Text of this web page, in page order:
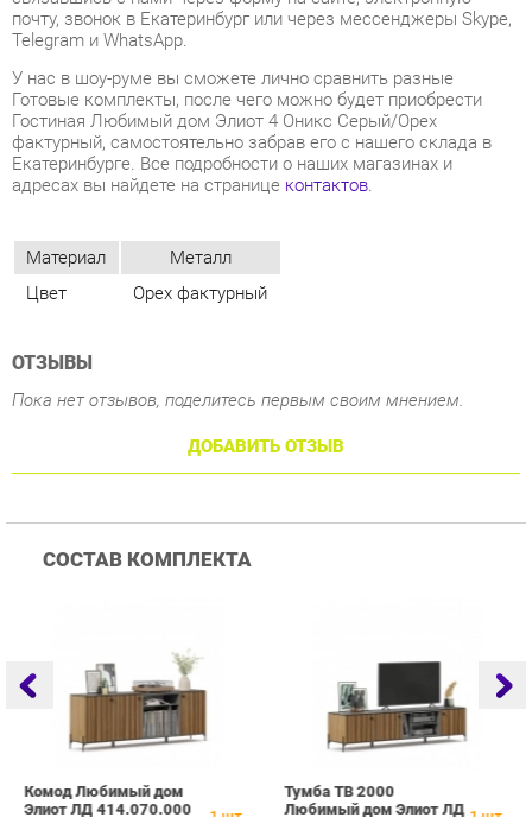
Гостиная Любимый дом Элиот 4 Оникс Серый/Орех
фактурный, самостоятельно забрав его с нашего склада в
Екатеринбурге. Все подробности о наших магазинах и
адресах вы найдете на страницеконтактов.
Материал Металл
Цвет Орех фактурный
ОТЗЫВЫ
Пока нет отзывов, поделитесь первым своим мнением.
Купить
Комод Любимый дом
Элиот ЛД 414.070.000
Оникс Серый/Орех
Купить
414.010.000 Оникс
Серый/Орех фактурный
26 890 ₽
1
ПОХОЖИЕ ТОВАРЫ